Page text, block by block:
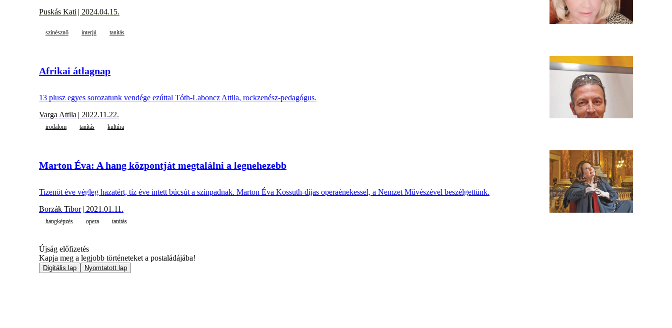
Puskás Kati | 2024.04.15.
színésznő interjú tanítás
Afrikai átlagnap
13 plusz egyes sorozatunk vendége ezúttal Tóth-Laboncz Attila, rockzenész-pedagógus.
Varga Attila | 2022.11.22.
irodalom tanítás kultúra
Marton Éva: A hang központját megtalálni a legnehezebb
Tizenöt éve végleg hazatért, tíz éve intett búcsút a színpadnak. Marton Éva Kossuth-díjas operaénekessel, a Nemzet Művészével beszélgettünk.
Borzák Tibor | 2021.01.11.
hangképzés opera tanítás
Újság előfizetés
Kapja meg a legjobb történeteket a postaládájába!
Digitális lap Nyomtatott lap